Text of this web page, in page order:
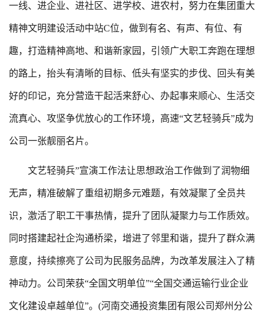
一线、进企业、进社区、进学校、进农村，努力在集团重大
精神文明建设活动中站C位，做到有名、有声、有位、有
趣，打造精神高地、和谐新家园，引领广大职工奔跑在理想
的路上，抬头有清晰的目标、低头有坚实的步伐、回头有美
好的印记，充分营造干起活来舒心、办起事来顺心、生活交
流真心、攻坚争优放心的工作环境，高速“文艺轻骑兵”成为
公司一张靓丽名片。
文艺轻骑兵”宣演工作法让思想政治工作做到了润物细
无声，精准破解了重组初期多元难题，有效凝聚了全员共
识，激活了职工干事热情，提升了团队凝聚力与工作质效。
同时搭建起社企沟通桥梁，增进了邻里和谐，提升了群众满
意度，持续擦亮了公司为民服务品牌，为改革发展注入了精
神动力。公司荣获“全国文明单位”“全国交通运输行业企业
文化建设卓越单位”。(河南交通投资集团有限公司郑州分公